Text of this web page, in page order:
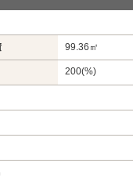
99.36㎡
200(%)